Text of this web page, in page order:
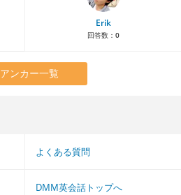
Erik
回答数： 0
アンカー一覧
よくある質問
DMM英会話トップへ